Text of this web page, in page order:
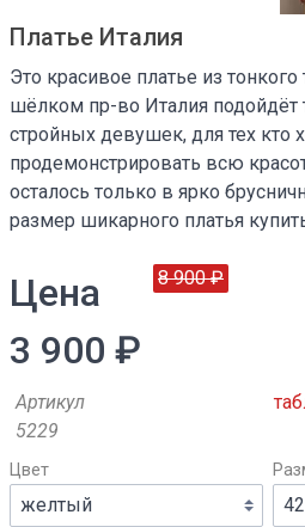
Платье Италия
Это красивое платье из
шёлком пр-во Италия подойдёт
стройных девушек, для тех кто
продемонстрировать всю
осталось только в ярко
размер шикарного платья
Цена
3 900 ₽
8 900 ₽
Артикул
5229
Цвет